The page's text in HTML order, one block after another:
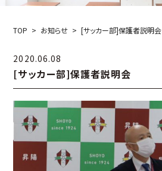
TOP お知らせ [サッカー部]保護者説明会
2020.06.08
[サッカー部]保護者説明会